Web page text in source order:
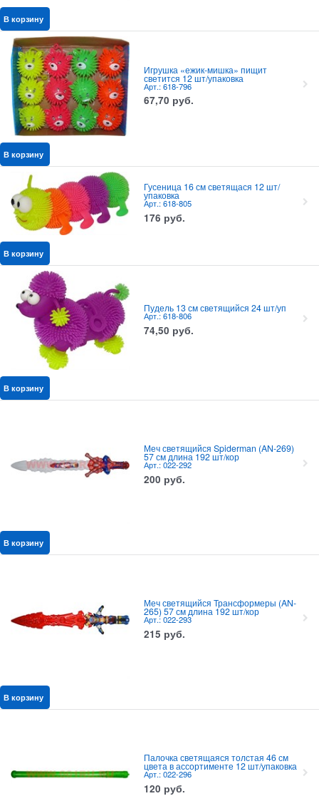
В корзину
Игрушка «ежик-мишка» пищит
светится 12 шт/упаковка
Арт.: 618-796
67,70 руб.
В корзину
Гусеница 16 см светящася 12 шт/
упаковка
Арт.: 618-805
176 руб.
В корзину
Пудель 13 см светящийся 24 шт/уп
Арт.: 618-806
74,50 руб.
В корзину
Меч светящийся Spiderman (AN-269)
57 см длина 192 шт/кор
Арт.: 022-292
200 руб.
В корзину
Меч светящийся Трансформеры (AN-
265) 57 см длина 192 шт/кор
Арт.: 022-293
215 руб.
В корзину
Палочка светящаяся толстая 46 см
цвета в ассортименте 12 шт/упаковка
Арт.: 022-296
120 руб.